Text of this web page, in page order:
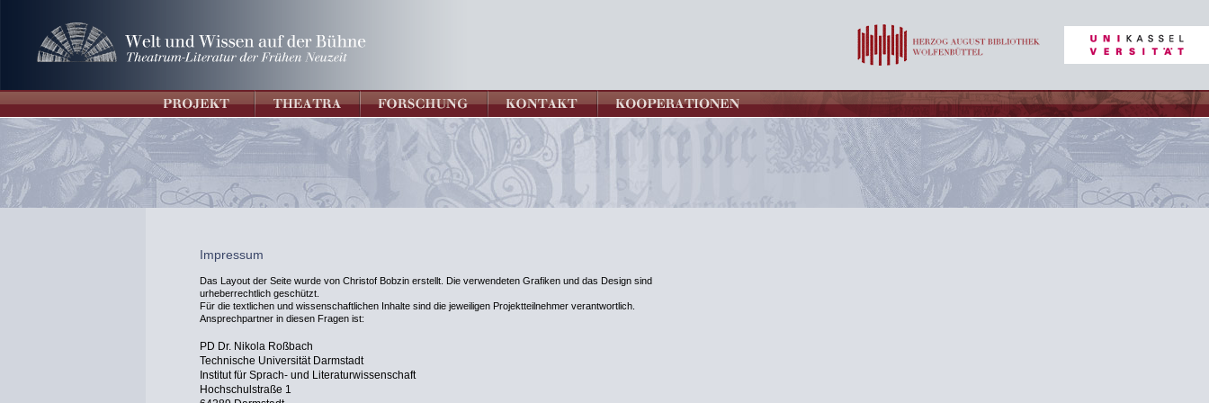
Impressum
Das Layout der Seite wurde von Christof Bobzin erstellt. Die verwendeten Grafiken und das Design sind
urheberrechtlich geschützt.
Für die textlichen und wissenschaftlichen Inhalte sind die jeweiligen Projektteilnehmer verantwortlich.
Ansprechpartner in diesen Fragen ist:
PD Dr. Nikola Roßbach
Technische Universität Darmstadt
Institut für Sprach- und Literaturwissenschaft
Hochschulstraße 1